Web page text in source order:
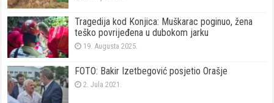
Tragedija kod Konjica: Muškarac poginuo, žena
teško povrijeđena u dubokom jarku
19. Augusta 2025.
FOTO: Bakir Izetbegović posjetio Orašje
2. Jula 2021.